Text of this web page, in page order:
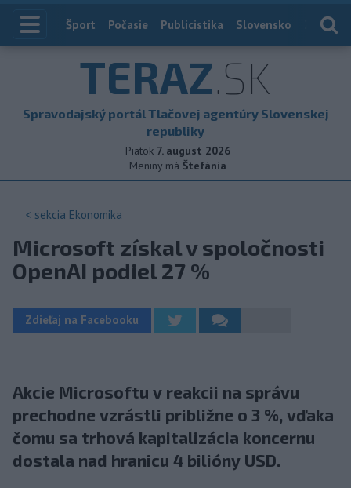
Index
Šport Počasie Publicistika Slovensko
TERAZ.SK
Spravodajský portál Tlačovej agentúry Slovenskej
republiky
Piatok 7. august 2026
Meniny má Štefánia
< sekcia Ekonomika
Microsoft získal v spoločnosti
OpenAI podiel 27 %
Zdieľaj na Facebooku
Akcie Microsoftu v reakcii na správu
prechodne vzrástli približne o 3 %, vďaka
čomu sa trhová kapitalizácia koncernu
dostala nad hranicu 4 bilióny USD.